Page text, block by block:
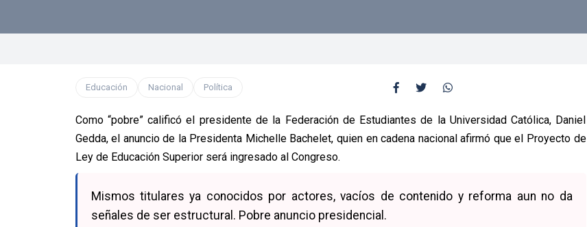
Educación Nacional Política
Como “pobre” calificó el presidente de la Federación de Estudiantes de la Universidad Católica, Daniel
Gedda, el anuncio de la Presidenta Michelle Bachelet, quien en cadena nacional afirmó que el Proyecto de
Ley de Educación Superior será ingresado al Congreso.
Mismos titulares ya conocidos por actores, vacíos de contenido y reforma aun no da
señales de ser estructural. Pobre anuncio presidencial.